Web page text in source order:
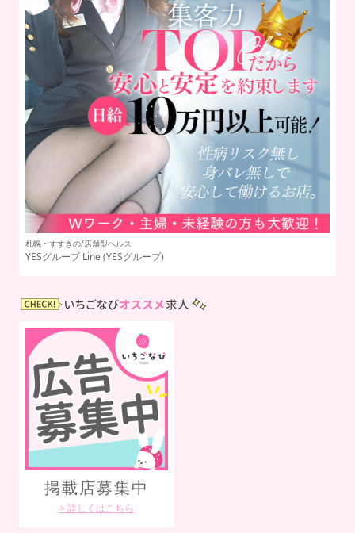
札幌・すすきの/店舗型ヘルス
YESグループ Line (YESグループ)
掲載店募集中
> 詳しくはこちら